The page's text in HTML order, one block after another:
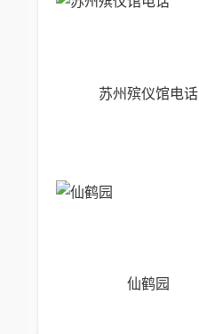
苏州殡仪馆电话
仙鹤园